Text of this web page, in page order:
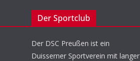
Der Sportclub
Der DSC Preußen ist ein
Duisserner Sportverein mit langer